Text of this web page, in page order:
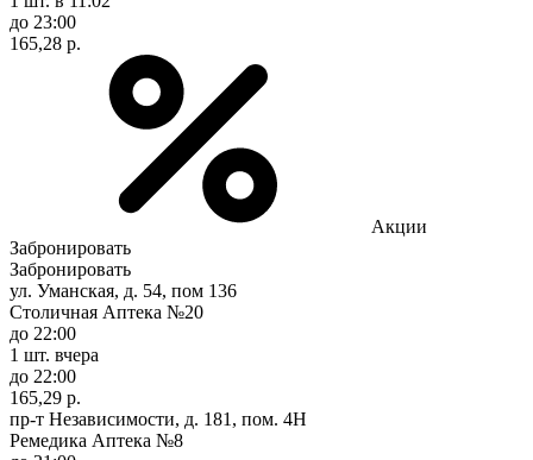
до 23:00
165,28 р.
Акции
Забронировать
Забронировать
ул. Уманская, д. 54, пом 136
Столичная Аптека №20
до 22:00
1 шт. вчера
до 22:00
165,29 р.
пр-т Независимости, д. 181, пом. 4Н
Ремедика Аптека №8